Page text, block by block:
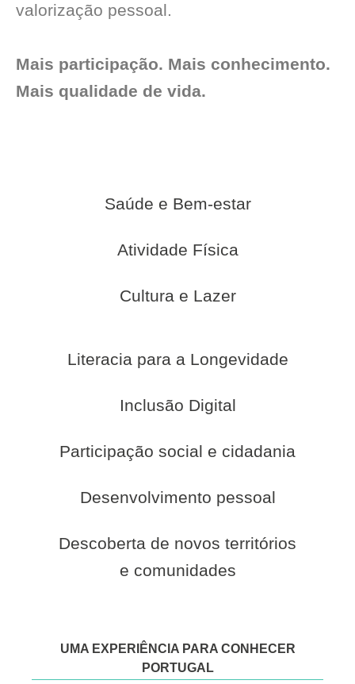
valorização pessoal.
Mais participação. Mais conhecimento.
Mais qualidade de vida.
Saúde e Bem-estar
Atividade Física
Cultura e Lazer
Literacia para a Longevidade
Inclusão Digital
Participação social e cidadania
Desenvolvimento pessoal
Descoberta de novos territórios
e comunidades
UMA EXPERIÊNCIA PARA CONHECER
PORTUGAL